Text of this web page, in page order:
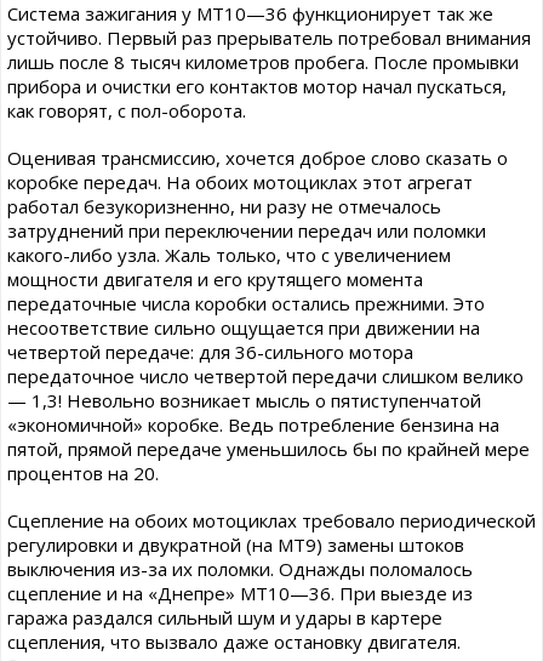
Система зажигания у МТ10—36 функционирует так же
устойчиво. Первый раз прерыватель потребовал внимания
лишь после 8 тысяч километров пробега. После промывки
прибора и очистки его контактов мотор начал пускаться,
как говорят, с пол-оборота.
Оценивая трансмиссию, хочется доброе слово сказать о
коробке передач. На обоих мотоциклах этот агрегат
работал безукоризненно, ни разу не отмечалось
затруднений при переключении передач или поломки
какого-либо узла. Жаль только, что с увеличением
мощности двигателя и его крутящего момента
передаточные числа коробки остались прежними. Это
несоответствие сильно ощущается при движении на
четвертой передаче: для 36-сильного мотора
передаточное число четвертой передачи слишком велико
— 1,3! Невольно возникает мысль о пятиступенчатой
«экономичной» коробке. Ведь потребление бензина на
пятой, прямой передаче уменьшилось бы по крайней мере
процентов на 20.
Сцепление на обоих мотоциклах требовало периодической
регулировки и двукратной (на МТ9) замены штоков
выключения из-за их поломки. Однажды поломалось
сцепление и на «Днепре» МТ10—36. При выезде из
гаража раздался сильный шум и удары в картере
сцепления, что вызвало даже остановку двигателя.